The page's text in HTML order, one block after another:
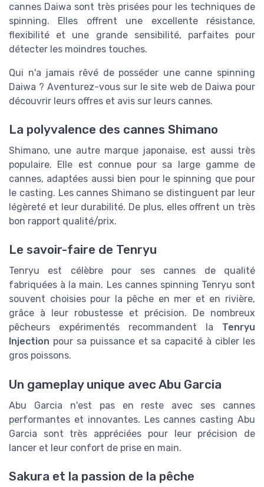
cannes Daiwa sont très prisées pour les techniques de
spinning. Elles offrent une excellente résistance,
flexibilité et une grande sensibilité, parfaites pour
détecter les moindres touches.
Qui n'a jamais rêvé de posséder une canne spinning
Daiwa ? Aventurez-vous sur le site web de Daiwa pour
découvrir leurs offres et avis sur leurs cannes.
La polyvalence des cannes Shimano
Shimano, une autre marque japonaise, est aussi très
populaire. Elle est connue pour sa large gamme de
cannes, adaptées aussi bien pour le spinning que pour
le casting. Les cannes Shimano se distinguent par leur
légèreté et leur durabilité. De plus, elles offrent un très
bon rapport qualité/prix.
Le savoir-faire de Tenryu
Tenryu est célèbre pour ses cannes de qualité
fabriquées à la main. Les cannes spinning Tenryu sont
souvent choisies pour la pêche en mer et en rivière,
grâce à leur robustesse et précision. De nombreux
pêcheurs expérimentés recommandent la Tenryu
Injection pour sa puissance et sa capacité à cibler les
gros poissons.
Un gameplay unique avec Abu Garcia
Abu Garcia n'est pas en reste avec ses cannes
performantes et innovantes. Les cannes casting Abu
Garcia sont très appréciées pour leur précision de
lancer et leur confort de prise en main.
Sakura et la passion de la pêche